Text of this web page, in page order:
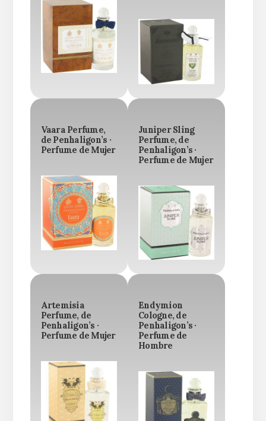
Vaara Perfume,
de Penhaligon’s ·
Perfume de Mujer
Juniper Sling
Perfume, de
Penhaligon’s ·
Perfume de Mujer
Artemisia
Perfume, de
Penhaligon’s ·
Perfume de Mujer
Endymion
Cologne, de
Penhaligon’s ·
Perfume de
Hombre